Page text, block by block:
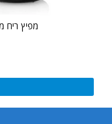
מפיץ ריח